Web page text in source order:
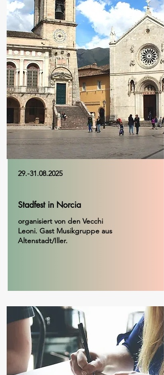
29.-31.08.2025
Stadfest in Norcia
organisiert von den Vecchi
Leoni. Gast Musikgruppe aus
Altenstadt/Iller.